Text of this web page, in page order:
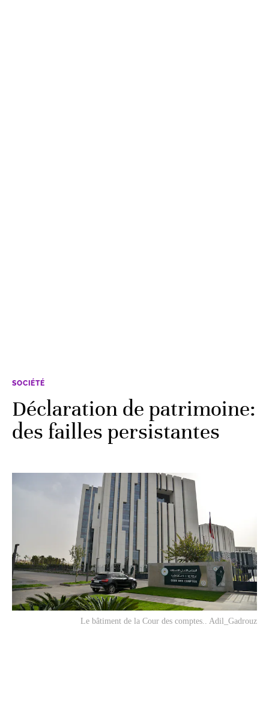
SOCIÉTÉ
Déclaration de patrimoine:
des failles persistantes
Le bâtiment de la Cour des comptes.. Adil_Gadrouz